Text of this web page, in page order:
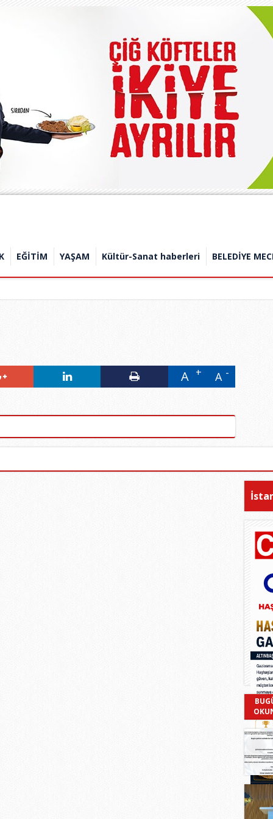
EĞİTİM YAŞAM Kültür-Sanat haberleri BELEDİYE
A A